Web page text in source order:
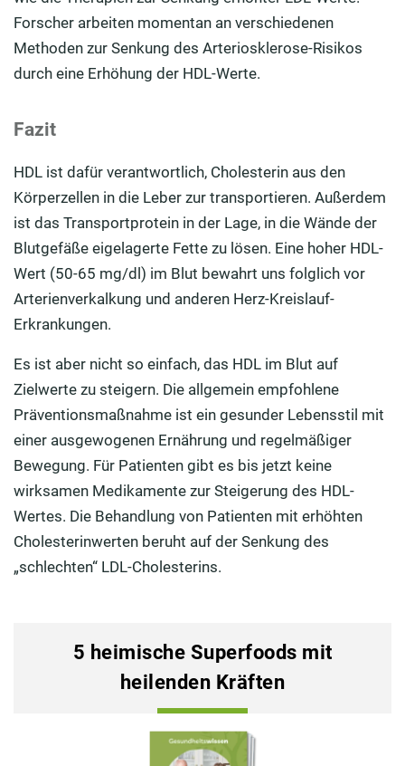
Forscher arbeiten momentan an verschiedenen
Methoden zur Senkung des Arteriosklerose-Risikos
durch eine Erhöhung der HDL-Werte.
Fazit
HDL ist dafür verantwortlich, Cholesterin aus den
Körperzellen in die Leber zur transportieren. Außerdem
ist das Transportprotein in der Lage, in die Wände der
Blutgefäße eigelagerte Fette zu lösen. Eine hoher HDL-
Wert (50-65 mg/dl) im Blut bewahrt uns folglich vor
Arterienverkalkung und anderen Herz-Kreislauf-
Erkrankungen.
Es ist aber nicht so einfach, das HDL im Blut auf
Zielwerte zu steigern. Die allgemein empfohlene
Präventionsmaßnahme ist ein gesunder Lebensstil mit
einer ausgewogenen Ernährung und regelmäßiger
Bewegung. Für Patienten gibt es bis jetzt keine
wirksamen Medikamente zur Steigerung des HDL-
Wertes. Die Behandlung von Patienten mit erhöhten
Cholesterinwerten beruht auf der Senkung des
„schlechten“ LDL-Cholesterins.